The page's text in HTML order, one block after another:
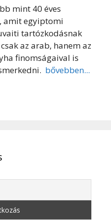
mint 40 éves
amit egyiptomi
tartózkodásnak
az arab, hanem az
finomságaival is
bővebben...